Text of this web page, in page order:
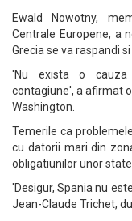
Ewald Nowotny,
Centrale Europene, a
Grecia se va raspandi
'Nu exista o cauza
contagiune', a afirmat
Washington.
Temerile ca
cu datorii mari din
obligatiunilor unor
'Desigur, Spania nu
Jean-Claude Trichet,